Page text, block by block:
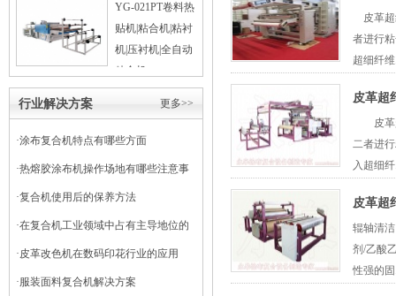
YG-021PT卷料热
贴机|粘合机|粘衬
机|压衬机|全自动
粘合机
更多>>
行业解决方案
·涂布复合机特点有哪些方面
·热熔胶涂布机操作场地有哪些注意事
项
·复合机使用后的保养方法
·在复合机工业领域中占有主导地位的
干式复合机
·皮革改色机在数码印花行业的应用
·服装面料复合机解决方案
皮革超
者进行
超细纤
皮革超
皮革超
二者进
入超细
皮革超
辊轴清
剂/乙酸
性强的